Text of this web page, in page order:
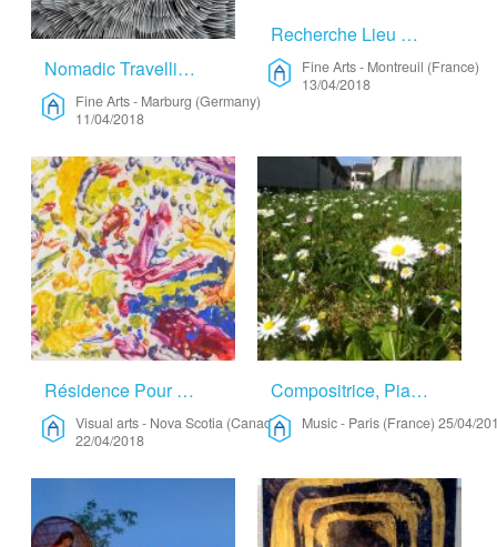
Nomadic Travelling Artist – Fine Arts
Fine Arts- Marburg (Germany)
11/04/2018
Recherche Lieu De Résidence De Création – Fine Arts
Fine Arts- Montreuil (France)
13/04/2018
Résidence Pour Artiste Peintre – Visual Arts
Visual arts- Nova Scotia (Canada)
22/04/2018
Compositrice, Pianiste En Quête De Tranquillité – Music
Music- Paris (France) 25/04/